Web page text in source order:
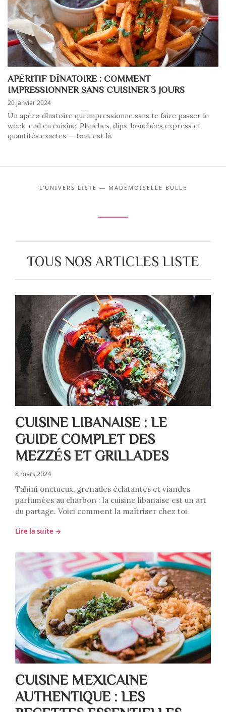
APÉRITIF DÎNATOIRE : COMMENT
IMPRESSIONNER SANS CUISINER 3 JOURS
20 janvier 2024
Un apéro dînatoire qui impressionne sans te faire passer le
week-end en cuisine. Planches, dips, bouchées express et
quantités exactes — tout est là.
L’UNIVERS LISTE — MADEMOISELLE BULLE
TOUS NOS ARTICLES LISTE
CUISINE LIBANAISE : LE
GUIDE COMPLET DES
MEZZÉS ET GRILLADES
8 mars 2024
Tahini onctueux, grenades éclatantes et viandes
parfumées au charbon : la cuisine libanaise est un art
du partage. Voici comment la maîtriser chez toi.
Lire la suite →
CUISINE MEXICAINE
AUTHENTIQUE : LES